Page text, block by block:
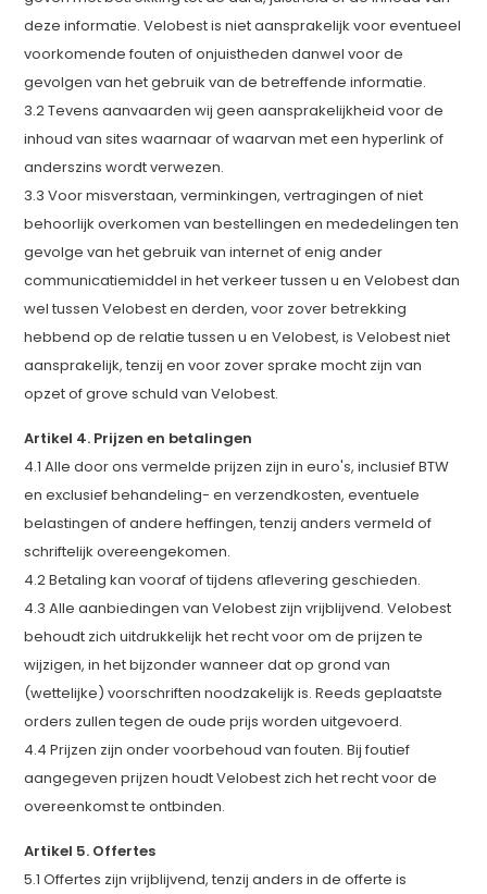
deze informatie. Velobest is niet aansprakelijk voor eventueel
voorkomende fouten of onjuistheden danwel voor de
gevolgen van het gebruik van de betreffende informatie.
3.2 Tevens aanvaarden wij geen aansprakelijkheid voor de
inhoud van sites waarnaar of waarvan met een hyperlink of
anderszins wordt verwezen.
3.3 Voor misverstaan, verminkingen, vertragingen of niet
behoorlijk overkomen van bestellingen en mededelingen ten
gevolge van het gebruik van internet of enig ander
communicatiemiddel in het verkeer tussen u en Velobest dan
wel tussen Velobest en derden, voor zover betrekking
hebbend op de relatie tussen u en Velobest, is Velobest niet
aansprakelijk, tenzij en voor zover sprake mocht zijn van
opzet of grove schuld van Velobest.
Artikel 4. Prijzen en betalingen
4.1 Alle door ons vermelde prijzen zijn in euro's, inclusief BTW
en exclusief behandeling- en verzendkosten, eventuele
belastingen of andere heffingen, tenzij anders vermeld of
schriftelijk overeengekomen.
4.2 Betaling kan vooraf of tijdens aflevering geschieden.
4.3 Alle aanbiedingen van Velobest zijn vrijblijvend. Velobest
behoudt zich uitdrukkelijk het recht voor om de prijzen te
wijzigen, in het bijzonder wanneer dat op grond van
(wettelijke) voorschriften noodzakelijk is. Reeds geplaatste
orders zullen tegen de oude prijs worden uitgevoerd.
4.4 Prijzen zijn onder voorbehoud van fouten. Bij foutief
aangegeven prijzen houdt Velobest zich het recht voor de
overeenkomst te ontbinden.
Artikel 5. Offertes
5.1 Offertes zijn vrijblijvend, tenzij anders in de offerte is